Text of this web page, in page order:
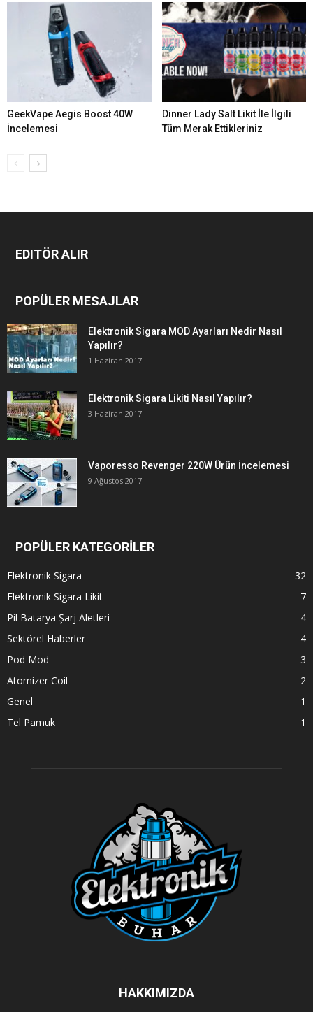
GeekVape Aegis Boost 40W
İncelemesi
Dinner Lady Salt Likit İle İlgili
Tüm Merak Ettikleriniz
EDITÖR ALIR
POPÜLER MESAJLAR
Elektronik Sigara MOD Ayarları Nedir Nasıl
Yapılır?
1 Haziran 2017
Elektronik Sigara Likiti Nasıl Yapılır?
3 Haziran 2017
Vaporesso Revenger 220W Ürün İncelemesi
9 Ağustos 2017
POPÜLER KATEGORİLER
Elektronik Sigara
32
Elektronik Sigara Likit
7
Pil Batarya Şarj Aletleri
4
Sektörel Haberler
4
Pod Mod
3
Atomizer Coil
2
Genel
1
Tel Pamuk
1
HAKKIMIZDA